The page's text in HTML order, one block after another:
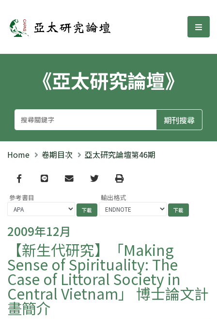
亞太研究論壇 選
《亞太研究論壇》
Home 卷期目次 亞太研究論壇第46期
Facebook
line email TwitterPrint
參考書目 輸出格式
2009年12月
【新生代研究】「Making
Sense of Spirituality: The
Case of Littoral Society in
Central Vietnam」 博士論文計
畫簡介